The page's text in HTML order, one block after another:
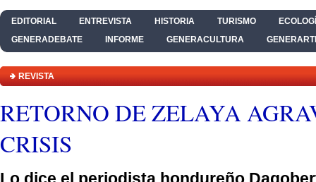
EDITORIAL ENTREVISTA HISTORIA TURISMO
GENERADEBATE
INFORME GENERACULTURA
REVISTA
RETORNO DE ZELAYA
CRISIS